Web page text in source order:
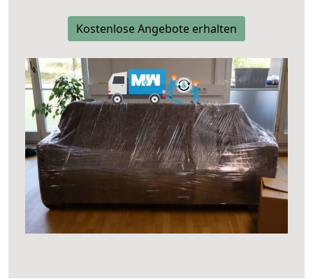
Kostenlose Angebote erhalten